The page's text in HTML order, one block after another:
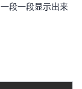
段一段显示出来